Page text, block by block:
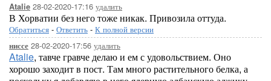
Atalie 28-02-2020-17:16 удалить
В Хорватии без него тоже никак. Привозила оттуда.
Обратиться - Ответить - К полной версии
ниссе 28-02-2020-17:56 удалить
Atalie, тавче гравче делаю и ем с удовольствием. Оно
хорошо заходит в пост. Там много растительного белка, а